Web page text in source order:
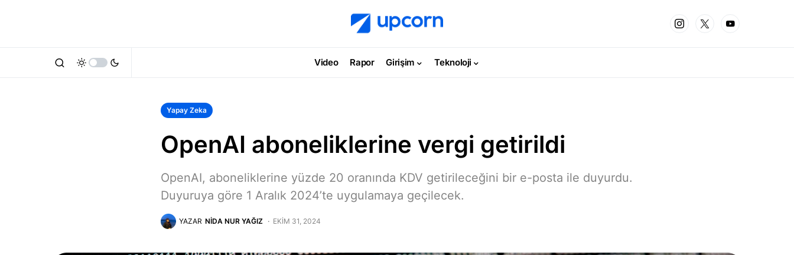
Video Rapor Girişim Teknoloji
Yapay Zeka
OpenAI aboneliklerine vergi getirildi
OpenAI, aboneliklerine yüzde 20 oranında KDV getirileceğini bir e-posta ile duyurdu.
Duyuruya göre 1 Aralık 2024’te uygulamaya geçilecek.
YAZAR NIDA NUR YAĞIZ EKIM 31, 2024